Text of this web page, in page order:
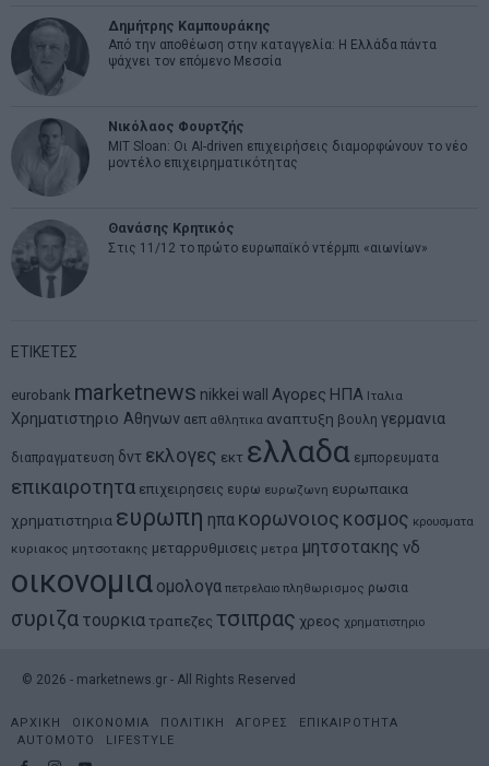
Δημήτρης Καμπουράκης
Από την αποθέωση στην καταγγελία: Η Ελλάδα πάντα
ψάχνει τον επόμενο Μεσσία
Νικόλαος Φουρτζής
MIT Sloan: Οι AI-driven επιχειρήσεις διαμορφώνουν το νέο
μοντέλο επιχειρηματικότητας
Θανάσης Κρητικός
Στις 11/12 το πρώτο ευρωπαϊκό ντέρμπι «αιωνίων»
ΕΤΙΚΕΤΕΣ
eurobank marketnews nikkei wall Αγορες ΗΠΑ Ιταλια
Χρηματιστηριο Αθηνων αεπ αθλητικα αναπτυξη βουλη γερμανια
διαπραγματευση δντ εκλογες εκτ ελλαδα εμπορευματα
επικαιροτητα επιχειρησεις ευρω ευρωζωνη ευρωπαικα
χρηματιστηρια ευρωπη ηπα κορωνοιος κοσμος κρουσματα
κυριακος μητσοτακης μεταρρυθμισεις μετρα μητσοτακης νδ
οικονομια ομολογα πετρελαιο πληθωρισμος ρωσια
συριζα τουρκια τραπεζες τσιπρας χρεος χρηματιστηριο
© 2026 - marketnews.gr - All Rights Reserved
ΑΡΧΙΚΗ ΟΙΚΟΝΟΜΙΑ ΠΟΛΙΤΙΚΗ ΑΓΟΡΕΣ
ΕΠΙΚΑΙΡΟΤΗΤΑ
AUTOMOTO
LIFESTYLE